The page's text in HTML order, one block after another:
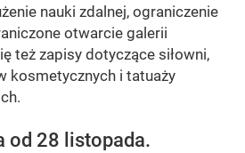
nauki zdalnej, ograniczenie
otwarcie galerii
też zapisy dotyczące siłowni,
kosmetycznych i tatuaży
od 28 listopada.